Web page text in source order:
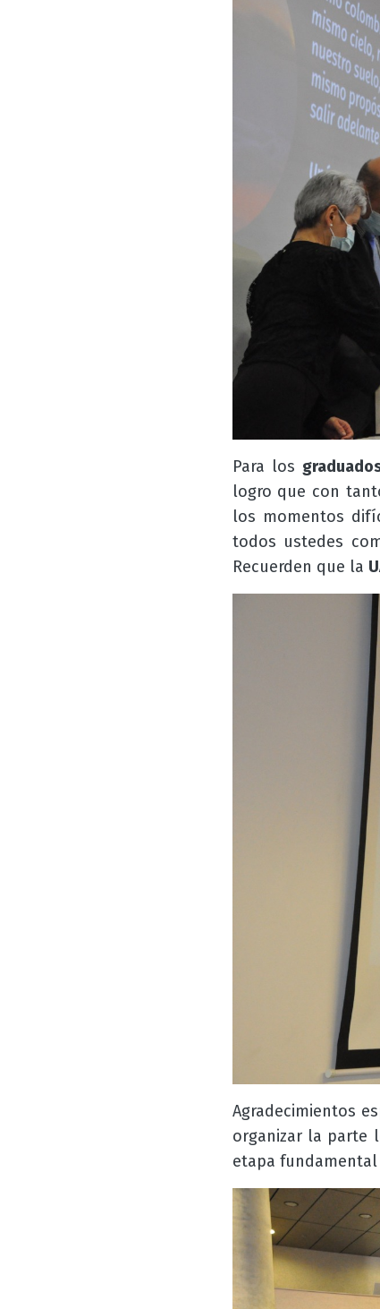
Para los
logro que con
los momentos
todos ustedes
Recuerden que la
Agradecimientos
organizar la parte
etapa